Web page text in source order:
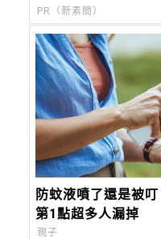
PR（新素簡）
防蚊液噴了還是被
第1點超多人漏掉
親子